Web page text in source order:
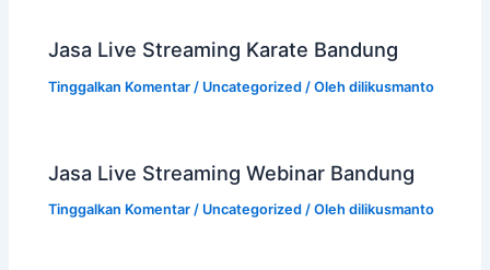
Jasa Live Streaming Karate Bandung
Tinggalkan Komentar / Uncategorized / Olehdilikusmanto
Jasa Live Streaming Webinar Bandung
Tinggalkan Komentar / Uncategorized / Olehdilikusmanto